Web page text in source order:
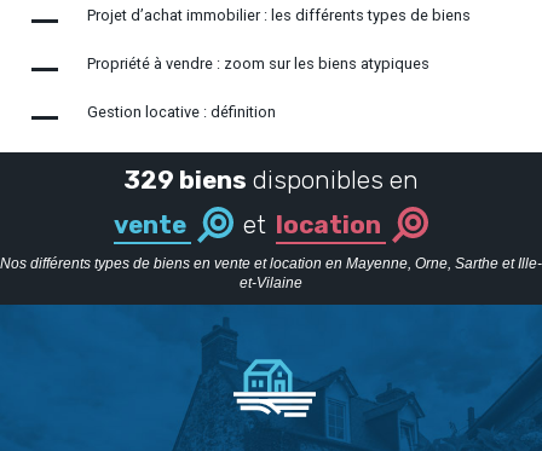
Projet d’achat immobilier : les différents types de biens
Propriété à vendre : zoom sur les biens atypiques
Gestion locative : définition
329 biens disponibles en
vente
et location
Nos différents types de biens en vente et location en Mayenne, Orne, Sarthe et Ille-
et-Vilaine